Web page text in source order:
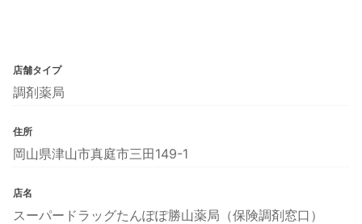
店舗タイプ
調剤薬局
住所
岡山県津山市真庭市三田149-1
店名
スーパードラッグたんぽぽ勝山薬局（保険調剤窓口）